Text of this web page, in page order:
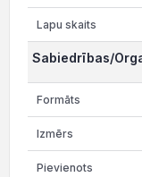
Sabiedrības/